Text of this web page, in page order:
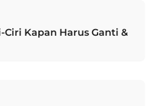
Kapan Harus Ganti &